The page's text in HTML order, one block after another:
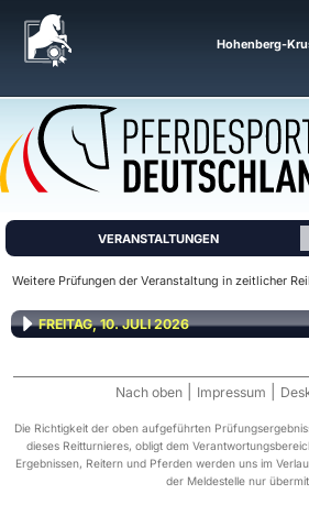
Hohenberg-
VERANSTALTUNGEN
Weitere Prüfungen der Veranstaltung in zeitlicher
FREITAG, 10. JULI 2026
Nach oben Impressum
Die Richtigkeit der oben aufgeführten
dieses Reitturnieres, obligt dem
Ergebnissen, Reitern und Pferden werden uns im
der Meldestelle nur